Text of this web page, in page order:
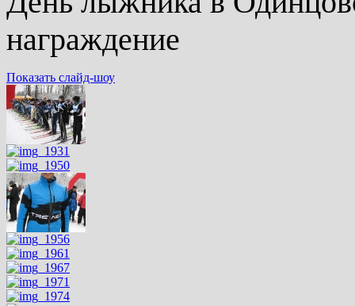
награждение
Показать слайд-шоу